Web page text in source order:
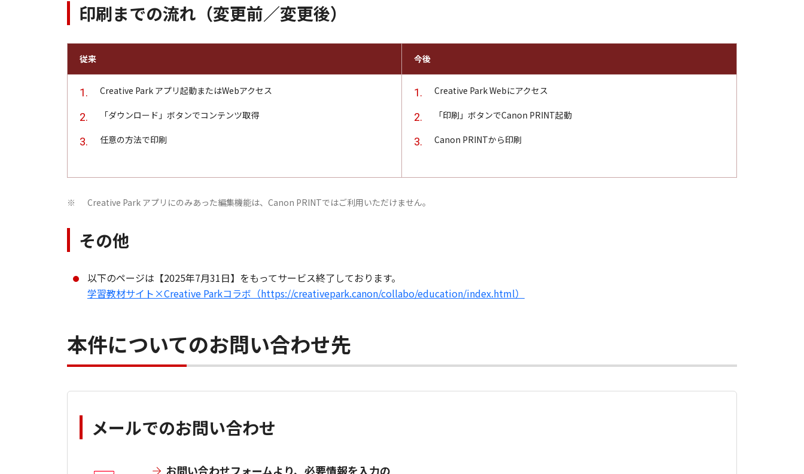
印刷までの流れ（変更前／変更後）
従来 今後
Creative Park アプリ起動またはWebアクセス
「ダウンロード」ボタンでコンテンツ取得
任意の方法で印刷
Creative Park Webにアクセス
「印刷」ボタンでCanon PRINT起動
Canon PRINTから印刷
※ Creative Park アプリにのみあった編集機能は、Canon PRINTではご利用いただけません。
その他
以下のページは【2025年7月31日】をもってサービス終了しております。
学習教材サイト×Creative Parkコラボ（https://creativepark.canon/collabo/education/index.html）
本件についてのお問い合わせ先
メールでのお問い合わせ
お問い合わせフォームより、必要情報を入力の